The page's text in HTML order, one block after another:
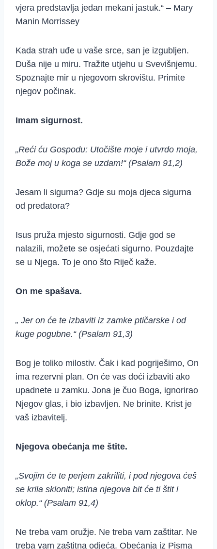
vjera predstavlja jedan mekani jastuk.“ – Mary
Manin Morrissey
Kada strah uđe u vaše srce, san je izgubljen.
Duša nije u miru. Tražite utjehu u Svevišnjemu.
Spoznajte mir u njegovom skrovištu. Primite
njegov počinak.
Imam sigurnost.
„Reći ću Gospodu: Utočište moje i utvrdo moja,
Bože moj u koga se uzdam!“ (Psalam 91,2)
Jesam li sigurna? Gdje su moja djeca sigurna
od predatora?
Isus pruža mjesto sigurnosti. Gdje god se
nalazili, možete se osjećati sigurno. Pouzdajte
se u Njega. To je ono što Riječ kaže.
On me spašava.
„ Jer on će te izbaviti iz zamke ptičarske i od
kuge pogubne.“ (Psalam 91,3)
Bog je toliko milostiv. Čak i kad pogriješimo, On
ima rezervni plan. On će vas doći izbaviti ako
upadnete u zamku. Jona je čuo Boga, ignorirao
Njegov glas, i bio izbavljen. Ne brinite. Krist je
vaš izbavitelj.
Njegova obećanja me štite.
„Svojim će te perjem zakriliti, i pod njegova ćeš
se krila skloniti; istina njegova bit će ti štit i
oklop.“ (Psalam 91,4)
Ne treba vam oružje. Ne treba vam zaštitar. Ne
treba vam zaštitna odjeća. Obećanja iz Pisma